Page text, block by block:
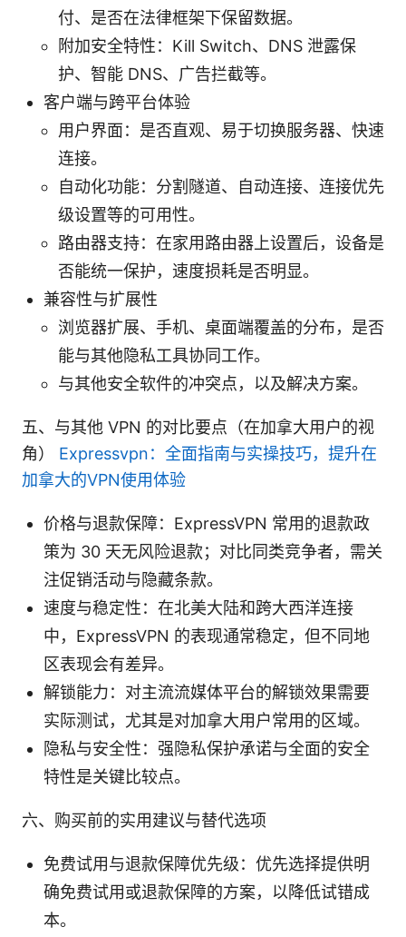
付、是否在法律框架下保留数据。
附加安全特性：Kill Switch、DNS 泄露保
护、智能 DNS、广告拦截等。
客户端与跨平台体验
用户界面：是否直观、易于切换服务器、快速
连接。
自动化功能：分割隧道、自动连接、连接优先
级设置等的可用性。
路由器支持：在家用路由器上设置后，设备是
否能统一保护，速度损耗是否明显。
兼容性与扩展性
浏览器扩展、手机、桌面端覆盖的分布，是否
能与其他隐私工具协同工作。
与其他安全软件的冲突点，以及解决方案。
五、与其他 VPN 的对比要点（在加拿大用户的视
角） Expressvpn：全面指南与实操技巧，提升在
加拿大的VPN使用体验
价格与退款保障：ExpressVPN 常用的退款政
策为 30 天无风险退款；对比同类竞争者，需关
注促销活动与隐藏条款。
速度与稳定性：在北美大陆和跨大西洋连接
中，ExpressVPN 的表现通常稳定，但不同地
区表现会有差异。
解锁能力：对主流流媒体平台的解锁效果需要
实际测试，尤其是对加拿大用户常用的区域。
隐私与安全性：强隐私保护承诺与全面的安全
特性是关键比较点。
六、购买前的实用建议与替代选项
免费试用与退款保障优先级：优先选择提供明
确免费试用或退款保障的方案，以降低试错成
本。